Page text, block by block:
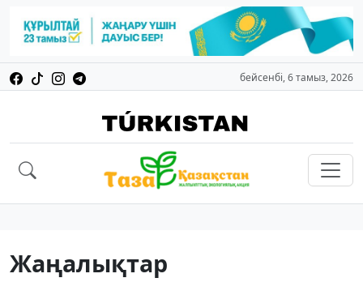
бейсенбі, 6 тамыз, 2026
Жаңалықтар